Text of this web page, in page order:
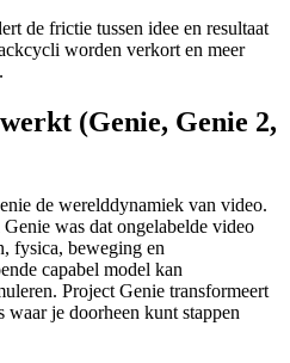
de frictie tussen idee en resultaat
worden verkort en meer
(Genie, Genie 2,
de werelddynamiek van video.
was dat ongelabelde video
fysica, beweging en
capabel model kan
Project Genie transformeert
je doorheen kunt stappen